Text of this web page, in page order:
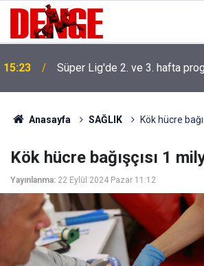
15:23 Süper Lig'de 2. ve 3. hafta
Anasayfa SAĞLIK Kök hücre
Kök hücre bağışçısı 1
Yayınlanma: 22 Eylül 2024 Pazar 11:12